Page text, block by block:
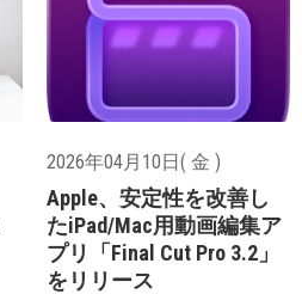
2026年04月10日( 金 )
Apple、安定性を改善し
たiPad/Mac用動画編集ア
プリ「Final Cut Pro 3.2」
をリリース